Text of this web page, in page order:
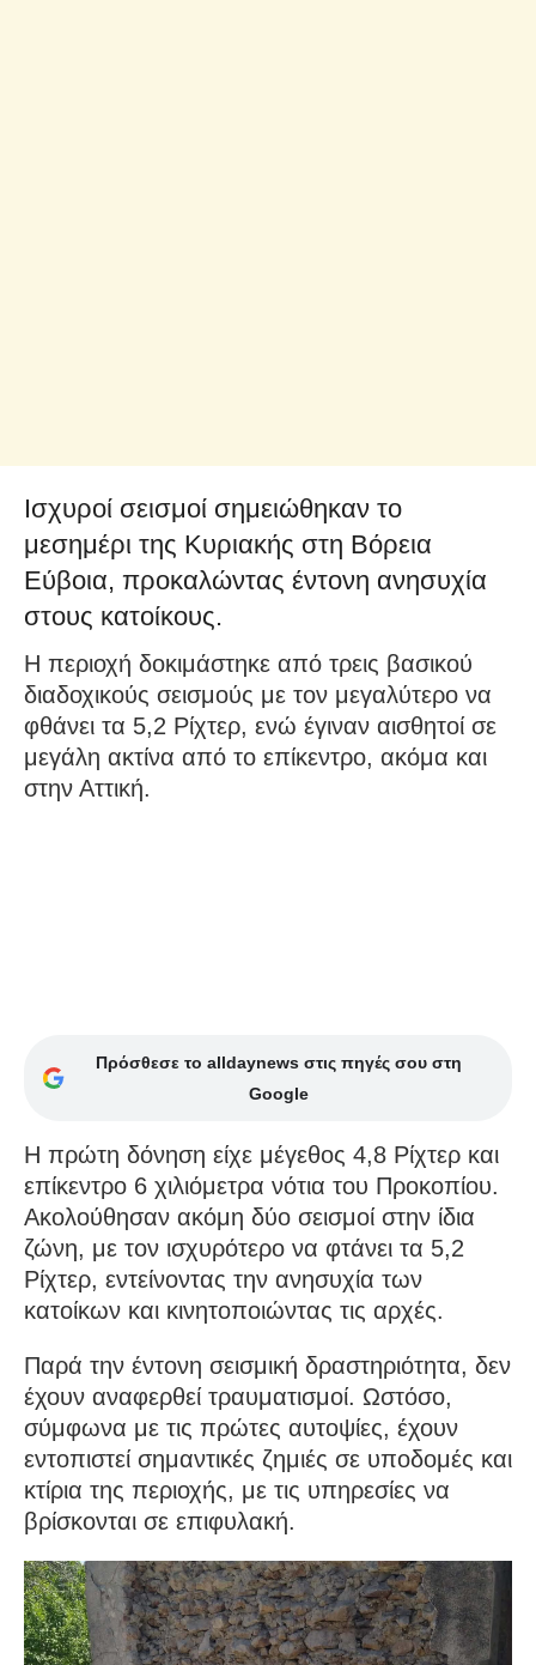
Ισχυροί σεισμοί σημειώθηκαν το
μεσημέρι της Κυριακής στη Βόρεια
Εύβοια, προκαλώντας έντονη ανησυχία
στους κατοίκους.
Η περιοχή δοκιμάστηκε από τρεις βασικού
διαδοχικούς σεισμούς με τον μεγαλύτερο να
φθάνει τα 5,2 Ρίχτερ, ενώ έγιναν αισθητοί σε
μεγάλη ακτίνα από το επίκεντρο, ακόμα και
στην Αττική.
Πρόσθεσε το alldaynews στις πηγές σου στη
Google
Η πρώτη δόνηση είχε μέγεθος 4,8 Ρίχτερ και
επίκεντρο 6 χιλιόμετρα νότια του Προκοπίου.
Ακολούθησαν ακόμη δύο σεισμοί στην ίδια
ζώνη, με τον ισχυρότερο να φτάνει τα 5,2
Ρίχτερ, εντείνοντας την ανησυχία των
κατοίκων και κινητοποιώντας τις αρχές.
Παρά την έντονη σεισμική δραστηριότητα, δεν
έχουν αναφερθεί τραυματισμοί. Ωστόσο,
σύμφωνα με τις πρώτες αυτοψίες, έχουν
εντοπιστεί σημαντικές ζημιές σε υποδομές και
κτίρια της περιοχής, με τις υπηρεσίες να
βρίσκονται σε επιφυλακή.